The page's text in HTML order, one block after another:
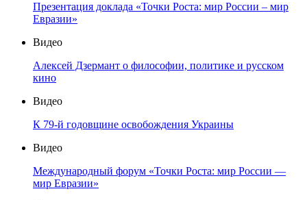
Презентация доклада «Точки Роста: мир России – мир
Евразии»
Видео
Алексей Дзермант о философии, политике и русском
кино
Видео
К 79-й годовщине освобождения Украины
Видео
Международный форум «Точки Роста: мир России —
мир Евразии»